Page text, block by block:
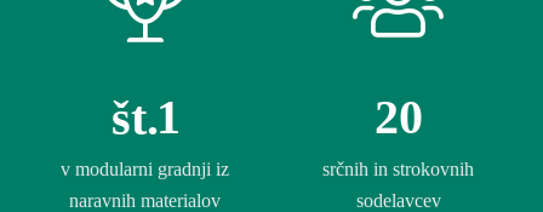
št.1
v modularni gradnji iz
naravnih materialov
20
srčnih in strokovnih
sodelavcev